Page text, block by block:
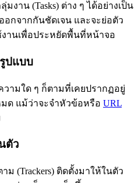
งาน (Tasks) ต่าง ๆ ได้อย่างเป็น
อกจากกันชัดเจน และจะย่อตัว
งานเพื่อประหยัดพื้นที่หน้าจอ
ปแบบ
ามใด ๆ ก็ตามที่เคยปรากฏอยู่
ด แม้ว่าจะจำหัวข้อหรือ URL
ตัว
(Trackers) ติดตั้งมาให้ในตัว